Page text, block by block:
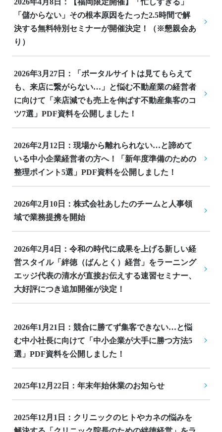
「儲からない」その根本原因をたった2.5時間で解
決する無料特別セミナーが開催決定！（※懇親会あ
り）
2026年3月27日：「ポータルサイトは見てもらえて
も、来店に繋がらない…」と悩む不動産業の経営者
に向けて「来店減でも売上を伸ばす不動産集客のコ
ツ7選」PDF資料を公開しました！
2026年2月12日：現場から離れられない…と諦めて
いる中小企業経営者の方へ！「新年度準備のための
整理ポイント5選」PDF資料を公開しました！
2026年2月10日：株式会社あしたのチームと人事領
域で業務提携を開始
2026年2月4日：令和の時代に成果を上げる新しい経
営スタイル「絆徳（ばんとく）経営」をラーニング
エッジ代表の清水が直接お伝えする速習セミナー、
大好評につき追加開催が決定！
2026年1月21日：競合に勝てず集客できない…と悩
む中小社長に向けて「中小企業が大手に勝つ方法5
選」PDF資料を公開しました！
2025年12月22日：年末年始休業のお知らせ
2025年12月1日：クリニックのヒトやカネの悩みを